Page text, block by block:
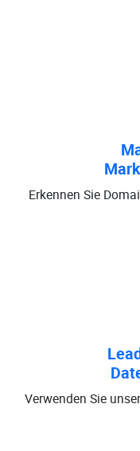
Erkennen Sie
Verwenden Sie